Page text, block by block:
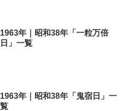
1963年｜昭和38年「一粒万倍
日」一覧
1963年｜昭和38年「鬼宿日」一
覧